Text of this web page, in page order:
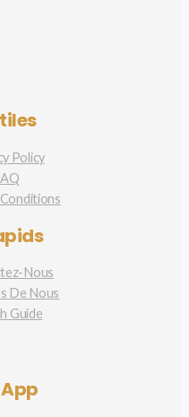
Policy
Nous
De Nous
Guide